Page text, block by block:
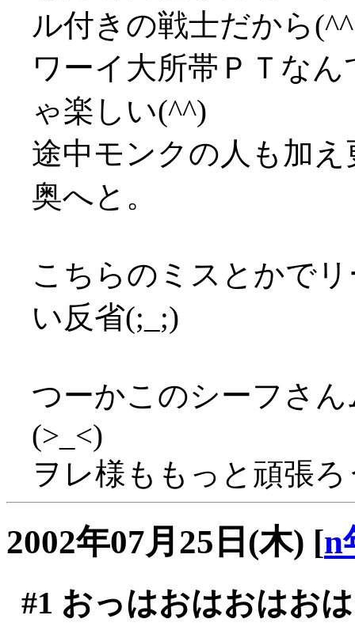
ル付きの戦士だから
ワーイ大所帯ＰＴな
ゃ楽しい(^^)
途中モンクの人も加
奥へと。
こちらのミスとかで
い反省(;_;)
つーかこのシーフさ
(>_<)
ヲレ様ももっと頑張
2002年07月25日(木) [n
#1 おっはおはおはおは